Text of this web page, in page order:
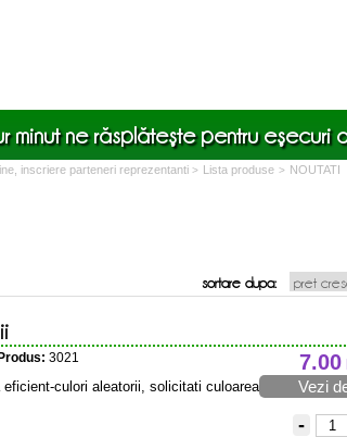
minut ne răsplăteşte pentru eşecuri
inscriere parteneri reprezentanti > Lista produse > NOUTATI
sortare dupa:
7.00
Vezi
-
3021
culori aleatorii, solicitati culoarea